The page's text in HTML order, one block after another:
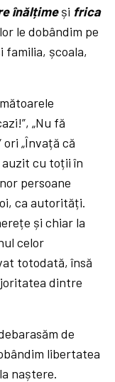
înălțimeși frica
le dobândim pe
familia, școala,
„Nu fă
„Învață că
auzit cu toții în
persoane
ca autorități.
și chiar la
celor
totodată, însă
dintre
de
libertatea
naștere.